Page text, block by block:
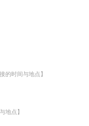
的时间与地点】
地点】